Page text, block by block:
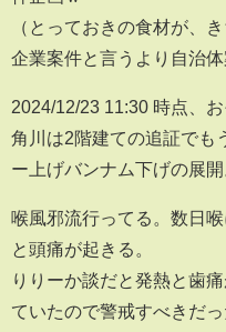
（とっておきの食材が、
企業案件と言うより自治体
2024/12/23 11:30 時点、
角川は2階建ての追証でも
ー上げバンナム下げの展開
喉風邪流行ってる。数日
と頭痛が起きる。
りりーか談だと発熱と歯
ていたので警戒すべきだっ